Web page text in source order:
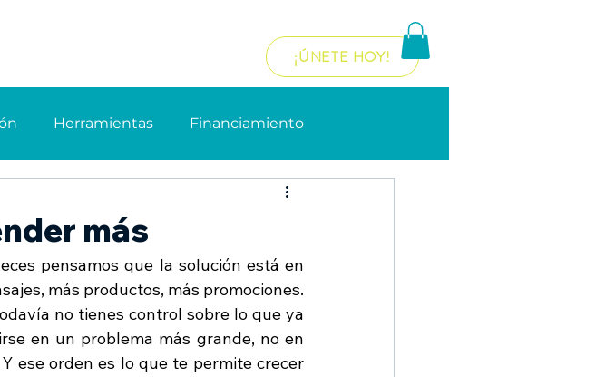
¡ÚNETE HOY!
Herramientas Financiamiento
Gestión de clientes
más
pensamos que la solución está en
más productos, más promociones.
no tienes control sobre lo que ya
en un problema más grande, no en
Y ese orden es lo que te permite crecer